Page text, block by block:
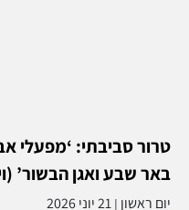
טרור סביבתי: ‘מפעלי
באר שבע ואגן הבשור’
יום ראשון |21 יוני 2026